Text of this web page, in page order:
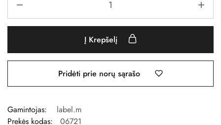
Į Krepšelį
Pridėti prie norų sąrašo
Gamintojas:
label.m
Prekės kodas:
06721